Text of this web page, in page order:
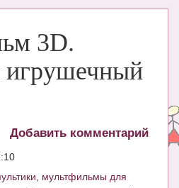
3D.
игрушечный
Добавить комментарий
мультфильмы для